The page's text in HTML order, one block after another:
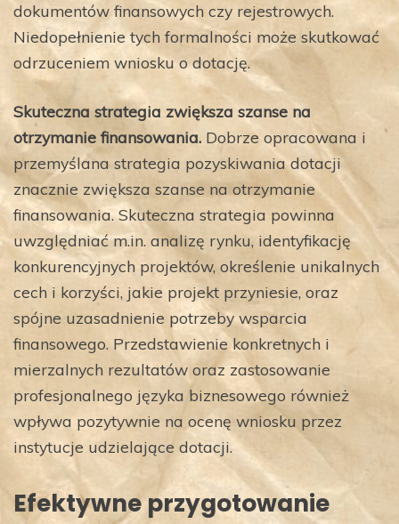
dokumentów finansowych czy rejestrowych.
Niedopełnienie tych formalności może skutkować
odrzuceniem wniosku o dotację.
Skuteczna strategia zwiększa szanse na
otrzymanie finansowania. Dobrze opracowana i
przemyślana strategia pozyskiwania dotacji
znacznie zwiększa szanse na otrzymanie
finansowania. Skuteczna strategia powinna
uwzględniać m.in. analizę rynku, identyfikację
konkurencyjnych projektów, określenie unikalnych
cech i korzyści, jakie projekt przyniesie, oraz
spójne uzasadnienie potrzeby wsparcia
finansowego. Przedstawienie konkretnych i
mierzalnych rezultatów oraz zastosowanie
profesjonalnego języka biznesowego również
wpływa pozytywnie na ocenę wniosku przez
instytucje udzielające dotacji.
Efektywne przygotowanie